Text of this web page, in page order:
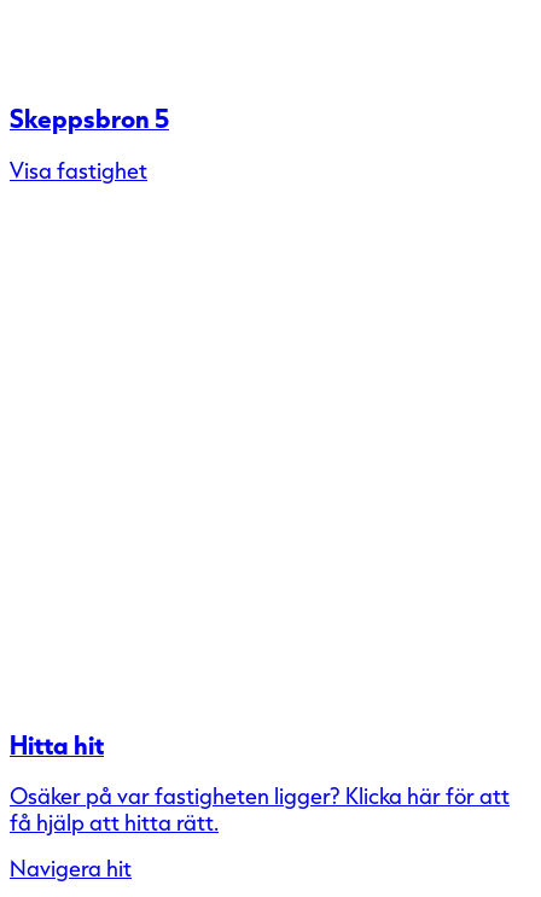
Skeppsbron 5
Visa fastighet
Hitta hit
Osäker på var fastigheten ligger? Klicka här för att
få hjälp att hitta rätt.
Navigera hit